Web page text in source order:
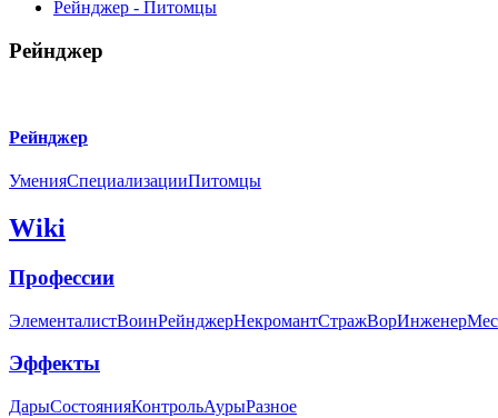
Рейнджер - Питомцы
Рейнджер
Рейнджер
УменияСпециализацииПитомцы
Wiki
Профессии
ЭлементалистВоинРейнджерНекромантСтражВорИнженер
Эффекты
ДарыСостоянияКонтрольАурыРазное